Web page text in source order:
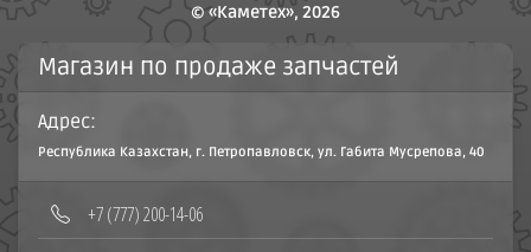
© «Каметех», 2026
Магазин по продаже запчастей
Адрес:
Республика Казахстан, г. Петропавловск, ул. Габита Мусрепова, 40
‪+7 (777) 200-14-06